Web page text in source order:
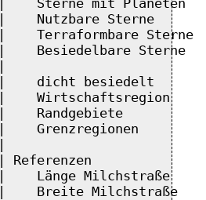
|    Nutzbare Sterne
|    Terraformbare
|    Besiedelbare
|
|    dicht besiedelt
|    Wirtschaftsregion
|    Randgebiete
|    Grenzregionen
|
| Referenzen
|    Länge
|    Breite